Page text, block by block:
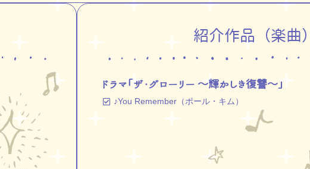
紹介作品（楽曲）
ドラマ｢ザ・グローリー 〜輝かしき復讐〜」
♪You Remember（ポール・キム）